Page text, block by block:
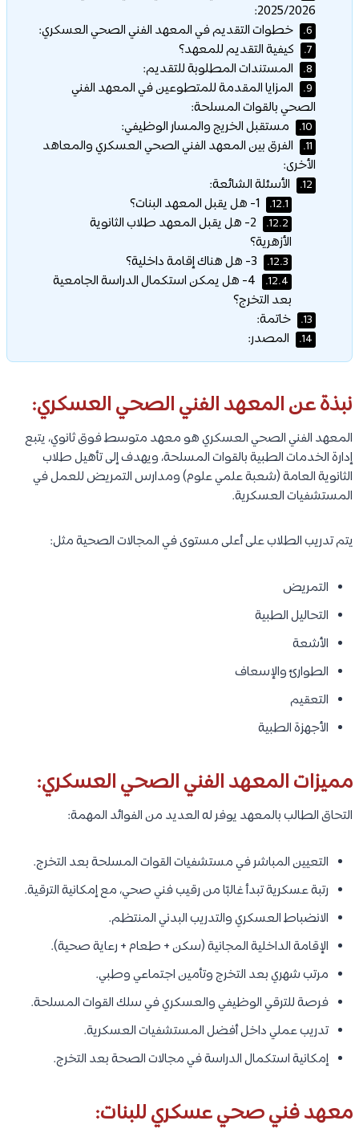
2025/2026:
6. خطوات التقديم في المعهد الفني الصحي العسكري:
7. كيفية التقديم للمعهد؟
8. المستندات المطلوبة للتقديم:
9.
المزايا المقدمة للمتطوعين في المعهد الفني
الصحي بالقوات المسلحة:
10. مستقبل الخريج والمسار الوظيفي:
11.
الفرق بين المعهد الفني الصحي العسكري والمعاهد
الأخرى:
12. الأسئلة الشائعة:
12.1.
12.2.
2- هل يقبل المعهد طلاب الثانوية
الأزهرية؟
12.3.
12.4.
4- هل يمكن استكمال الدراسة الجامعية
بعد التخرج؟
13. خاتمة:
14. المصدر:
نبذة عن المعهد الفني الصحي العسكري:
المعهد الفني الصحي العسكري هو معهد متوسط فوق ثانوي، يتبع
إدارة الخدمات الطبية بالقوات المسلحة، ويهدف إلى تأهيل طلاب
الثانوية العامة (شعبة علمي علوم) ومدارس التمريض للعمل في
المستشفيات العسكرية.
يتم تدريب الطلاب على أعلى مستوى في المجالات الصحية مثل:
التمريض
التحاليل الطبية
الأشعة
الطوارئ والإسعاف
التعقيم
الأجهزة الطبية
مميزات المعهد الفني الصحي العسكري:
التحاق الطالب بالمعهد يوفر له العديد من الفوائد المهمة:
التعيين المباشر في مستشفيات القوات المسلحة بعد التخرج.
رتبة عسكرية تبدأ غالبًا من رقيب فني صحي، مع إمكانية الترقية.
الانضباط العسكري والتدريب البدني المنتظم.
الإقامة الداخلية المجانية (سكن + طعام + رعاية صحية).
مرتب شهري بعد التخرج وتأمين اجتماعي وطبي.
فرصة للترقي الوظيفي والعسكري في سلك القوات المسلحة.
تدريب عملي داخل أفضل المستشفيات العسكرية.
إمكانية استكمال الدراسة في مجالات الصحة بعد التخرج.
معهد فني صحي عسكري للبنات: